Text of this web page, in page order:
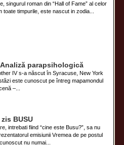
singurul roman din “Hall of Fame” al celor
toate timpurile, este nascut in zodia...
Analiză parapsihologică
IV s-a născut în Syracuse, New York
este cunoscut pe întreg mapamondul
–...
BUSU
intrebati fiind “cine este Busu?”, sa nu
emisiunii Vremea de pe postul
nu numai...